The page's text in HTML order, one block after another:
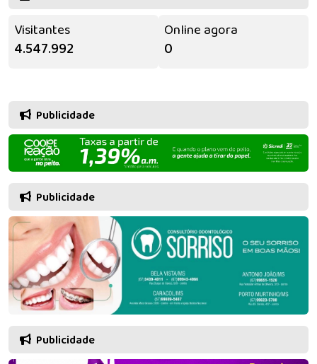
Visitantes
4.547.992
Online agora
0
Publicidade
Publicidade
Publicidade